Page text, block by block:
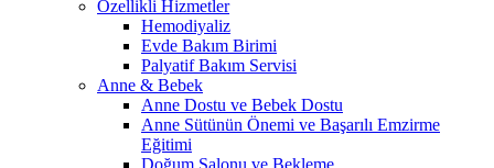
Özellikli Hizmetler
Hemodiyaliz
Evde Bakım Birimi
Palyatif Bakım Servisi
Anne & Bebek
Anne Dostu ve Bebek Dostu
Anne Sütünün Önemi ve Başarılı Emzirme
Eğitimi
Doğum Salonu ve Bekleme